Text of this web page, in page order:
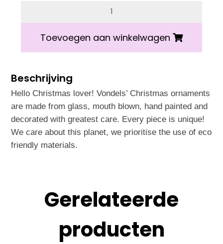
Vondels suitcase Bordeaux aantal
Toevoegen aan winkelwagen
Beschrijving
Hello Christmas lover! Vondels’ Christmas ornaments
are made from glass, mouth blown, hand painted and
decorated with greatest care. Every piece is unique!
We care about this planet, we prioritise the use of eco
friendly materials.
Gerelateerde
producten